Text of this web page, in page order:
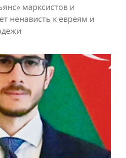
марксистов и
ненависть к евреям и